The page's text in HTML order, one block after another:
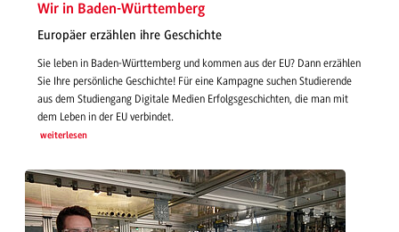
Wir in Baden-Württemberg
Europäer erzählen ihre Geschichte
Sie leben in Baden-Württemberg und kommen aus der EU? Dann erzählen
Sie Ihre persönliche Geschichte! Für eine Kampagne suchen Studierende
aus dem Studiengang Digitale Medien Erfolgsgeschichten, die man mit
dem Leben in der EU verbindet.
weiterlesen